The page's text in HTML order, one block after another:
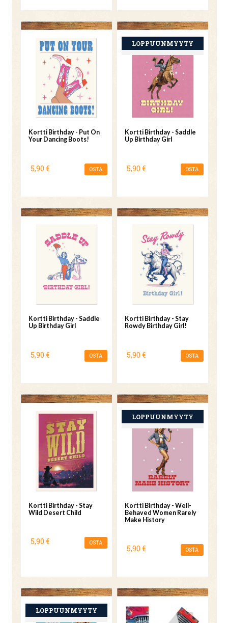
Kortti Birthday - Put On
Your Dancing Boots!
5,90 € OSTA
Kortti Birthday - Saddle
Up Birthday Girl
5,90 € OSTA
Kortti Birthday - Saddle
Up Birthday Girl
5,90 € OSTA
Kortti Birthday - Stay
Rowdy Birthday Girl!
5,90 € OSTA
Kortti Birthday - Stay
Wild Desert Child
5,90 € OSTA
Kortti Birthday - Well-
Behaved Women Rarely
Make History
5,90 € OSTA